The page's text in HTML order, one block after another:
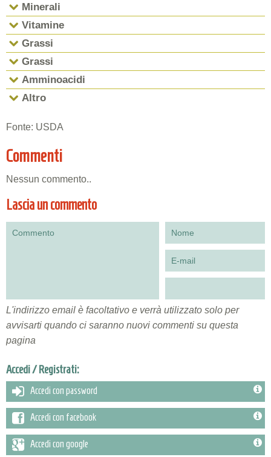
Minerali
Vitamine
Grassi
Grassi
Amminoacidi
Altro
Fonte: USDA
Commenti
Nessun commento..
Lascia un commento
L'indirizzo email è facoltativo e verrà utilizzato solo per
avvisarti quando ci saranno nuovi commenti su questa
pagina
Accedi / Registrati:
Accedi con password
Accedi con facebook
Accedi con google